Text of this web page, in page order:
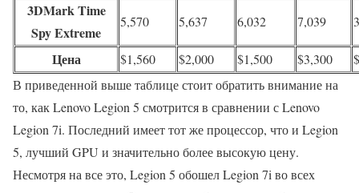
3DMark Time
Spy Extreme
5,570 5,637 6,032 7,039
Цена $1,560 $2,000 $1,500 $3,300
В приведенной выше таблице стоит обратить внимание на
то, как Lenovo Legion 5 смотрится в сравнении с Lenovo
Legion 7i. Последний имеет тот же процессор, что и Legion
5, лучший GPU и значительно более высокую цену.
Несмотря на все это, Legion 5 обошел Legion 7i во всех